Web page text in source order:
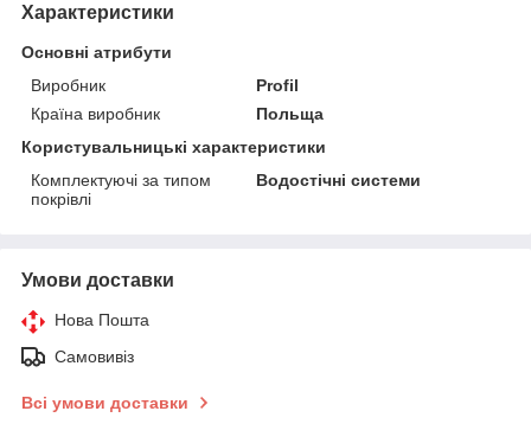
Характеристики
Основні атрибути
Виробник
Profil
Країна виробник
Польща
Користувальницькі характеристики
Комплектуючі за типом
покрівлі
Водостічні системи
Умови доставки
Нова Пошта
Самовивіз
Всі умови доставки